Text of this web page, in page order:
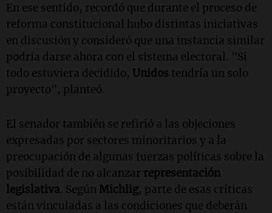
En ese sentido, recordó que durante el proceso de
reforma constitucional hubo distintas iniciativas
en discusión y consideró que una instancia similar
podría darse ahora con el sistema electoral. "Si
todo estuviera decidido, Unidos tendría un solo
proyecto", planteó.
El senador también se refirió a las objeciones
expresadas por sectores minoritarios y a la
preocupación de algunas fuerzas políticas sobre la
posibilidad de no alcanzar representación
legislativa. SegúnMichlig, parte de esas críticas
están vinculadas a las condiciones que deberán